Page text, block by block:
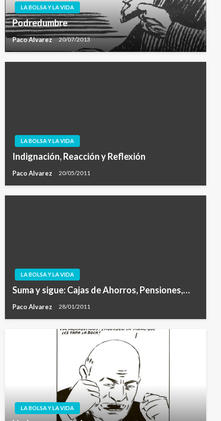
LA BOLSA Y LA VIDA
Podredumbre
Paco Alvarez 20/07/2013
LA BOLSA Y LA VIDA
Indignación, Reacción y Reflexión
Paco Alvarez 20/05/2011
LA BOLSA Y LA VIDA
Suma y sigue: Cajas de Ahorros, Pensiones,…
Paco Alvarez 28/01/2011
LA BOLSA Y LA VIDA